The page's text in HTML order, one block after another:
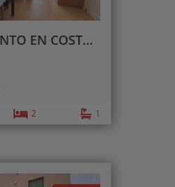
APARTAMENTO EN COSTA NORTE
2 1